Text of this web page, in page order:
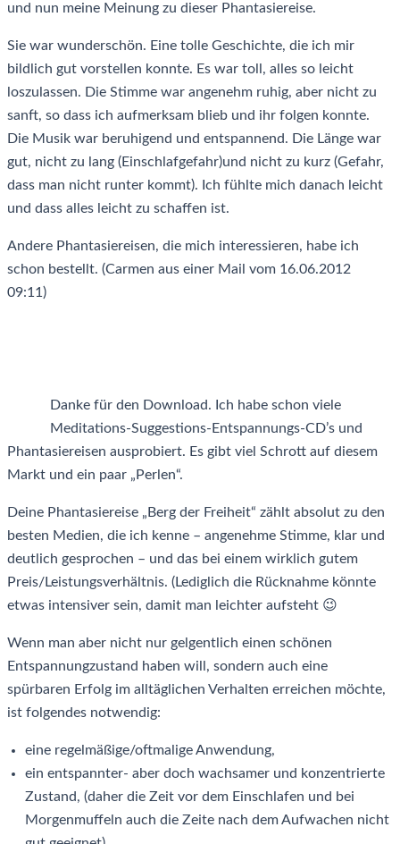
und nun meine Meinung zu dieser Phantasiereise.
Sie war wunderschön. Eine tolle Geschichte, die ich mir
bildlich gut vorstellen konnte. Es war toll, alles so leicht
loszulassen. Die Stimme war angenehm ruhig, aber nicht zu
sanft, so dass ich aufmerksam blieb und ihr folgen konnte.
Die Musik war beruhigend und entspannend. Die Länge war
gut, nicht zu lang (Einschlafgefahr)und nicht zu kurz (Gefahr,
dass man nicht runter kommt). Ich fühlte mich danach leicht
und dass alles leicht zu schaffen ist.
Andere Phantasiereisen, die mich interessieren, habe ich
schon bestellt. (Carmen aus einer Mail vom 16.06.2012
09:11)
Danke für den Download. Ich habe schon viele
Meditations-Suggestions-Entspannungs-CD’s und
Phantasiereisen ausprobiert. Es gibt viel Schrott auf diesem
Markt und ein paar „Perlen“.
Deine Phantasiereise „Berg der Freiheit“ zählt absolut zu den
besten Medien, die ich kenne – angenehme Stimme, klar und
deutlich gesprochen – und das bei einem wirklich gutem
Preis/Leistungsverhältnis. (Lediglich die Rücknahme könnte
etwas intensiver sein, damit man leichter aufsteht 😉
Wenn man aber nicht nur gelgentlich einen schönen
Entspannungzustand haben will, sondern auch eine
spürbaren Erfolg im alltäglichen Verhalten erreichen möchte,
ist folgendes notwendig:
eine regelmäßige/oftmalige Anwendung,
ein entspannter- aber doch wachsamer und konzentrierte
Zustand, (daher die Zeit vor dem Einschlafen und bei
Morgenmuffeln auch die Zeite nach dem Aufwachen nicht